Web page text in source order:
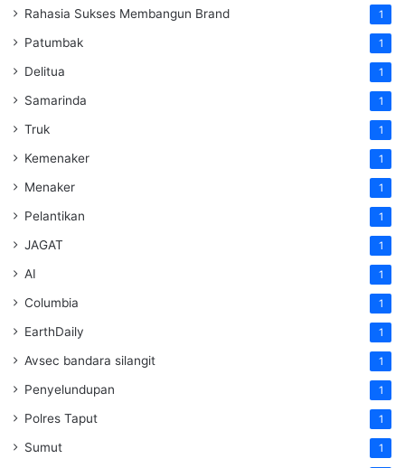
Rahasia Sukses Membangun Brand 1
Patumbak 1
Delitua 1
Samarinda 1
Truk 1
Kemenaker 1
Menaker 1
Pelantikan 1
JAGAT 1
AI 1
Columbia 1
EarthDaily 1
Avsec bandara silangit 1
Penyelundupan 1
Polres Taput 1
Sumut 1